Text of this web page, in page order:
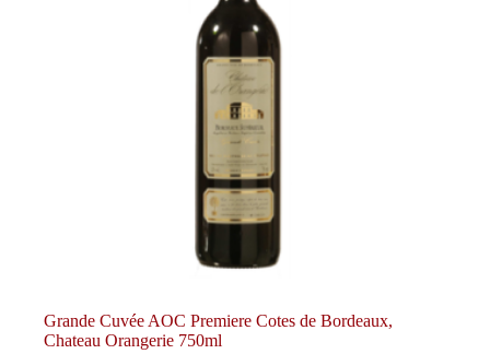
Grande Cuvée AOC Premiere Cotes de Bordeaux,
Chateau Orangerie 750ml